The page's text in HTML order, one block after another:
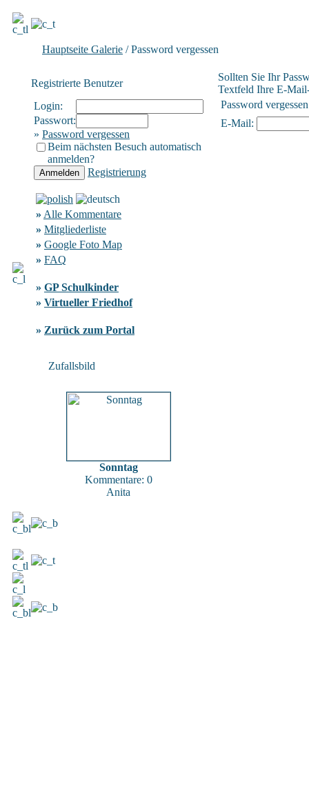
Hauptseite Galerie / Password vergessen
Registrierte Benutzer
Login:
Passwort:
» Password vergessen
Beim nächsten Besuch automatisch
anmelden?
Registrierung
» Alle Kommentare
» Mitgliederliste
» Google Foto Map
» FAQ
» GP Schulkinder
» Virtueller Friedhof
» Zurück zum Portal
Zufallsbild
Sonntag
Kommentare: 0
Anita
Sollten Sie Ihr
Textfeld Ihre E-
Password vergessen
E-Mail: